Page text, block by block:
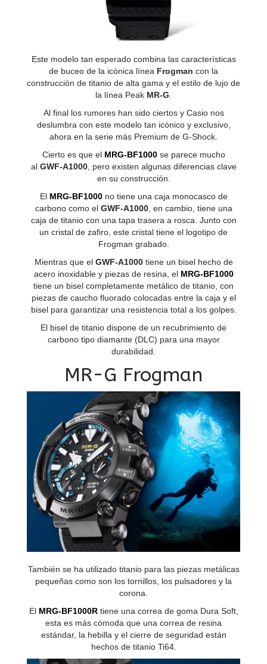
Este modelo tan esperado combina las características
de buceo de la icónica línea Frogman con la
construcción de titanio de alta gama y el estilo de lujo de
la línea Peak MR-G
Al final los rumores han sido ciertos y Casio nos
deslumbra con este modelo tan icónico y exclusivo,
ahora en la serie más Premium de G-Shock.
Cierto es que el MRG-BF1000se parece mucho
al GWF-A1000, pero existen algunas diferencias clave
en su construcción.
El MRG-BF1000no tiene una caja monocasco de
carbono como el GWF-A1000, en cambio, tiene una
caja de titanio con una tapa trasera a rosca. Junto con
un cristal de zafiro, este cristal tiene el logotipo de
Frogman grabado.
Mientras que el GWF-A1000tiene un bisel hecho de
acero inoxidable y piezas de resina, el MRG-BF1000
tiene un bisel completamente metálico de titanio, con
piezas de caucho fluorado colocadas entre la caja y el
bisel para garantizar una resistencia total a los golpes.
El bisel de titanio dispone de un recubrimiento de
carbono tipo diamante (DLC) para una mayor
durabilidad.
MR-G Frogman
También se ha utilizado titanio para las piezas metálicas
pequeñas como son los tornillos, los pulsadores y la
corona.
El MRG-BF1000R tiene una correa de goma Dura Soft,
esta es más cómoda que una correa de resina
estándar, la hebilla y el cierre de seguridad están
hechos de titanio Ti64.